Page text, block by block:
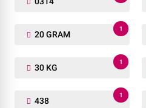
20 GRAM
1
30 KG
1
438
1